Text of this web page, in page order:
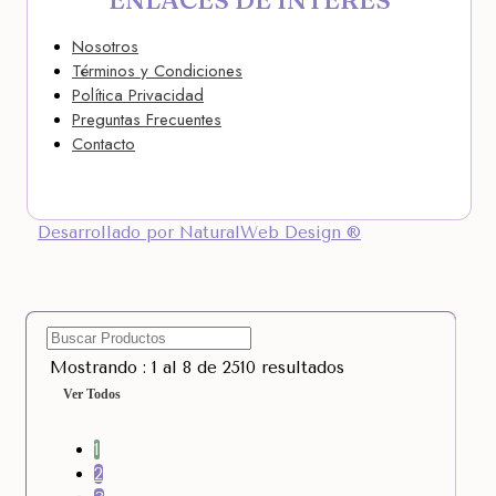
Nosotros
Términos y Condiciones
Política Privacidad
Preguntas Frecuentes
Contacto
Desarrollado por NaturalWeb Design ®
Mostrando : 1 al 8 de 2510 resultados
Ver Todos
1
2